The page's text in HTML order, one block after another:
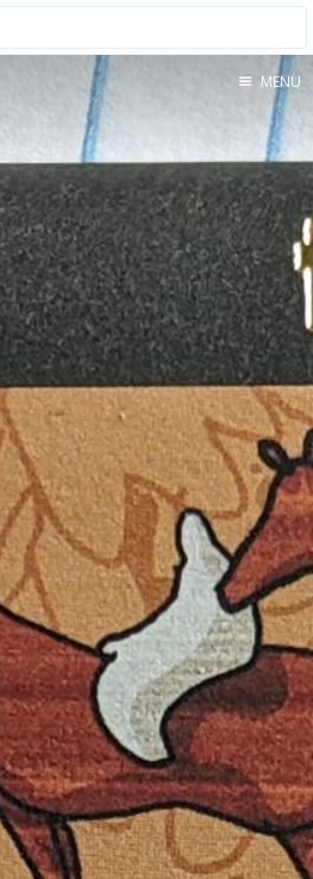
★★★★★
★★★★☆
★★★☆☆
★★☆☆☆
★☆☆☆☆
Meta
Privacy Policy
MENU